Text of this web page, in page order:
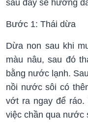
sau đây sẽ hướng
Bước 1: Thái dừa
Dừa non sau khi
màu nâu, sau đó
bằng nước lạnh.
nồi nước sôi có
vớt ra ngay để
việc chần qua nước